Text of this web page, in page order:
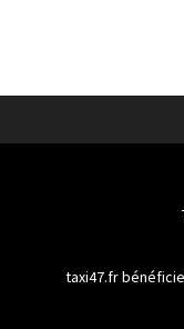
taxi47.fr